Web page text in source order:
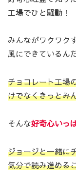
工場でひと騒動！
みんながワクワク
風にできているん
チョコレート工場
けでなくきっとみ
そんな好奇心いっ
ジョージと一緒に
気分で読み進める